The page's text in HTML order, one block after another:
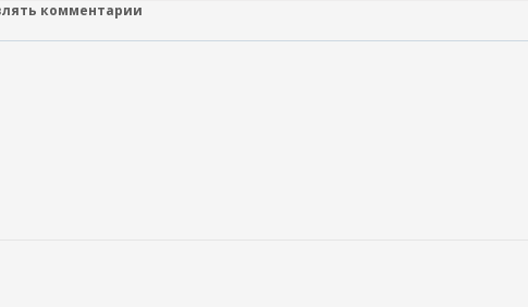
ы
комментарии